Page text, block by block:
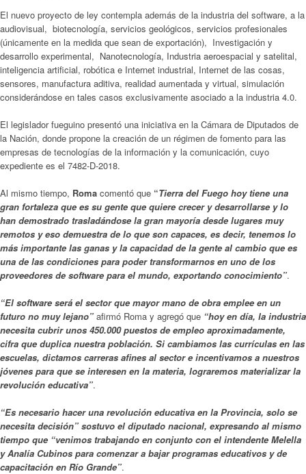
El nuevo proyecto de ley contempla además de la industria del software, a la
audiovisual, biotecnología, servicios geológicos, servicios profesionales
(únicamente en la medida que sean de exportación), Investigación y
desarrollo experimental, Nanotecnología, Industria aeroespacial y satelital,
inteligencia artificial, robótica e Internet industrial, Internet de las cosas,
sensores, manufactura aditiva, realidad aumentada y virtual, simulación
considerándose en tales casos exclusivamente asociado a la industria 4.0.
El legislador fueguino presentó una iniciativa en la Cámara de Diputados de
la Nación, donde propone la creación de un régimen de fomento para las
empresas de tecnologías de la información y la comunicación, cuyo
expediente es el 7482-D-2018.
Al mismo tiempo, Roma comentó que “Tierra del Fuego hoy tiene una
gran fortaleza que es su gente que quiere crecer y desarrollarse y lo
han demostrado trasladándose la gran mayoría desde lugares muy
remotos y eso demuestra de lo que son capaces, es decir, tenemos lo
más importante las ganas y la capacidad de la gente al cambio que es
una de las condiciones para poder transformarnos en uno de los
proveedores de software para el mundo, exportando conocimiento”.
“El software será el sector que mayor mano de obra emplee en un
futuro no muy lejano” afirmó Roma y agregó que “hoy en día, la industria
necesita cubrir unos 450.000 puestos de empleo aproximadamente,
cifra que duplica nuestra población. Si cambiamos las currículas en las
escuelas, dictamos carreras afines al sector e incentivamos a nuestros
jóvenes para que se interesen en la materia, lograremos materializar la
revolución educativa”.
“Es necesario hacer una revolución educativa en la Provincia, solo se
necesita decisión” sostuvo el diputado nacional, expresando al mismo
tiempo que “venimos trabajando en conjunto con el intendente Melella
y Analía Cubinos para comenzar a bajar programas educativos y de
capacitación en Río Grande”.